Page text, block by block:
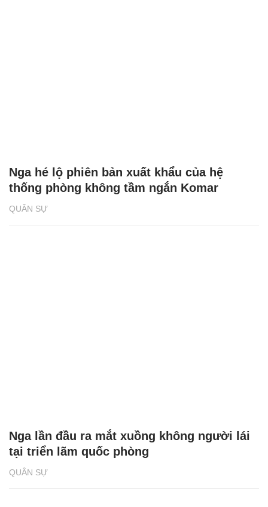
QUÂN SỰ
Nga hé lộ phiên bản xuất khẩu của hệ
thống phòng không tầm ngắn Komar
QUÂN SỰ
Nga lần đầu ra mắt xuồng không người lái
tại triển lãm quốc phòng